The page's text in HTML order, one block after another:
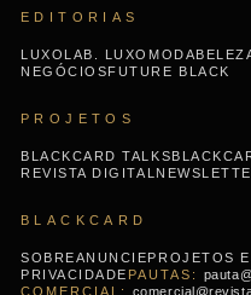
EDITORIAS
LUXO LAB. LUXO MODA
NEGÓCIOS FUTURE BLACK
PROJETOS
BLACKCARD TALKS
REVISTA DIGITAL
BLACKCARD
SOBREANUNCIE PROJETOS
PRIVACIDADE